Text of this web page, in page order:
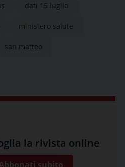
dati 15 luglio
ministero salute
san matteo
la rivista online